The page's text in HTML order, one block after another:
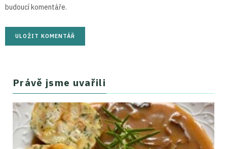
budoucí komentáře.
Právě jsme uvařili